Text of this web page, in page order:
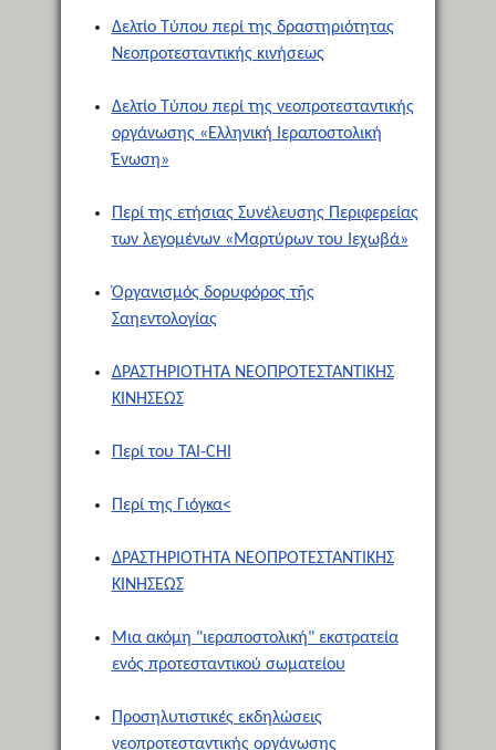
Δελτίο Τύπου περί της δραστηριότητας
Νεοπροτεσταντικής κινήσεως
Δελτίο Τύπου περί της νεοπροτεσταντικής
οργάνωσης «Ελληνική Ιεραποστολική
Ένωση»
Περί της ετήσιας Συνέλευσης Περιφερείας
των λεγομένων «Μαρτύρων του Ιεχωβά»
Ὀργανισμός δορυφόρος τῆς
Σαηεντολογίας
ΔΡΑΣΤΗΡΙΟΤΗΤΑ ΝΕΟΠΡΟΤΕΣΤΑΝΤΙΚΗΣ
ΚΙΝΗΣΕΩΣ
Περί του TAI-CHI
Περί της Γιόγκα<
ΔΡΑΣΤΗΡΙΟΤΗΤΑ ΝΕΟΠΡΟΤΕΣΤΑΝΤΙΚΗΣ
ΚΙΝΗΣΕΩΣ
Μια ακόμη "ιεραποστολική" εκστρατεία
ενός προτεσταντικού σωματείου
Προσηλυτιστικές εκδηλώσεις
νεοπροτεσταντικής οργάνωσης